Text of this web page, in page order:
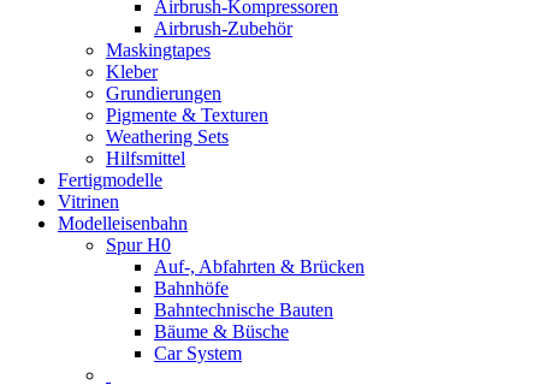
Airbrush-Kompressoren
Airbrush-Zubehör
Maskingtapes
Kleber
Grundierungen
Pigmente & Texturen
Weathering Sets
Hilfsmittel
Fertigmodelle
Vitrinen
Modelleisenbahn
Spur H0
Auf-, Abfahrten & Brücken
Bahnhöfe
Bahntechnische Bauten
Bäume & Büsche
Car System